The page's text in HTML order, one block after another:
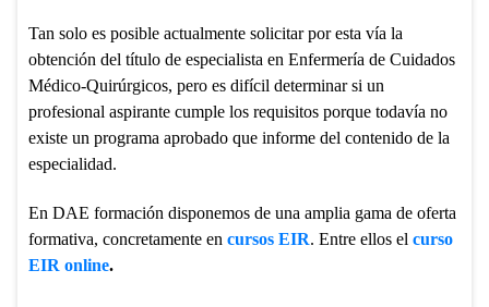
Tan solo es posible actualmente solicitar por esta vía la
obtención del título de especialista en Enfermería de Cuidados
Médico-Quirúrgicos, pero es difícil determinar si un
profesional aspirante cumple los requisitos porque todavía no
existe un programa aprobado que informe del contenido de la
especialidad.
En DAE formación disponemos de una amplia gama de oferta
formativa, concretamente en cursos EIR. Entre ellos el curso
EIR online.